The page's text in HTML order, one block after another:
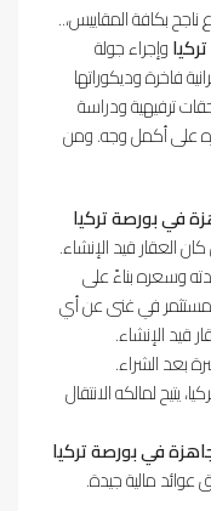
بكافة المقاييس،..
وإجراء جولة
فاخرة وديكوراتها
ترفيهية ودراسة
على أكمل وجه. ومن
في بورصة تركيا
العقار قيد الإنشاء.
وسعره بناءً على
في غنى عن أي
قيد الإنشاء.
بعد الشراء.
يتيح لمالكه الانتقال
في بورصة تركيا
مالية جيدة.